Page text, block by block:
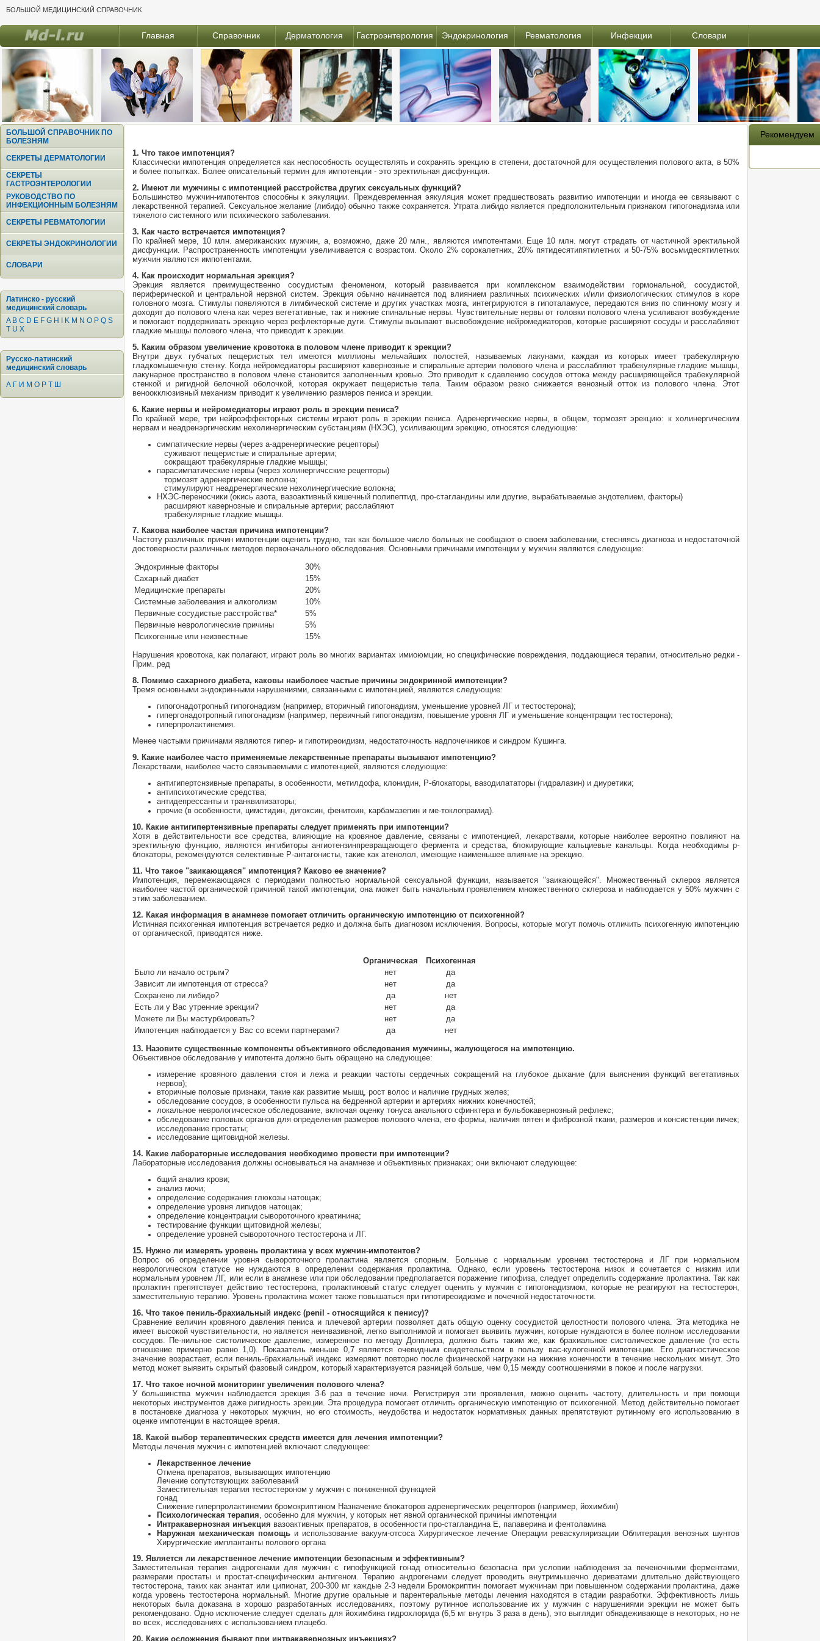
БОЛЬШОЙ МЕДИЦИНСКИЙ СПРАВОЧНИК
Главная Справочник Дерматология Гастроэнтерология Эндокринология Ревматология Инфекции Словари
БОЛЬШОЙ СПРАВОЧНИК ПО
БОЛЕЗНЯМ
СЕКРЕТЫ ДЕРМАТОЛОГИИ
СЕКРЕТЫ
ГАСТРОЭНТЕРОЛОГИИ
РУКОВОДСТВО ПО
ИНФЕКЦИОННЫМ БОЛЕЗНЯМ
СЕКРЕТЫ РЕВМАТОЛОГИИ
СЕКРЕТЫ ЭНДОКРИНОЛОГИИ
СЛОВАРИ
Латинско - русский
медицинский словарь
A B C D E F G H K M N O P Q S
T U X
Русско-латинский
медицинский словарь
А Г И М О Р Т Ш
1. Что такое импотенция?
Классически импотенция определяется как неспособность осуществлять и сохранять эрекцию в степени, достаточной для осуществления полового акта, в 50%
и более попытках. Более описательный термин для импотенции - это эректильная дисфункция.
2. Имеют ли мужчины с импотенцией расстройства других сексуальных функций?
Большинство мужчин-импотентов способны к эякуляции. Преждевременная эякуляция может предшествовать развитию импотенции и иногда ее связывают с
лекарственной терапией. Сексуальное желание (либидо) обычно также сохраняется. Утрата либидо является предположительным признаком гипогонадизма или
тяжелого системного или психического заболевания.
3. Как часто встречается импотенция?
По крайней мере, 10 млн. американских мужчин, а, возможно, даже 20 млн., являются импотентами. Еще 10 млн. могут страдать от частичной эректильной
дисфункции. Распространенность импотенции увеличивается с возрастом. Около 2% сорокалетних, 20% пятидесятипятилетних и 50-75% восьмидесятилетних
мужчин являются импотентами.
4. Как происходит нормальная эрекция?
Эрекция является преимущественно сосудистым феноменом, который развивается при комплексном взаимодействии гормональной, сосудистой,
периферической и центральной нервной систем. Эрекция обычно начинается под влиянием различных психических и/или физиологических стимулов в коре
головного мозга. Стимулы появляются в лимбической системе и других участках мозга, интегрируются в гипоталамусе, передаются вниз по спинному мозгу и
доходят до полового члена как через вегетативные, так и нижние спинальные нервы. Чувствительные нервы от головки полового члена усиливают возбуждение
и помогают поддерживать эрекцию через рефлекторные дуги. Стимулы вызывают высвобождение нейромедиаторов, которые расширяют сосуды и расслабляют
гладкие мышцы полового члена, что приводит к эрекции.
5. Каким образом увеличение кровотока в половом члене приводит к эрекции?
Внутри двух губчатых пещеристых тел имеются миллионы мельчайших полостей, называемых лакунами, каждая из которых имеет трабекулярную
гладкомышечную стенку. Когда нейромедиаторы расширяют кавернозные и спиральные артерии полового члена и расслабляют трабекулярные гладкие мышцы,
лакунарное пространство в половом члене становится заполненным кровью. Это приводит к сдавлению сосудов оттока между расширяющейся трабекулярной
стенкой и ригидной белочной оболочкой, которая окружает пещеристые тела. Таким образом резко снижается венозный отток из полового члена. Этот
веноокклюзивный механизм приводит к увеличению размеров пениса и эрекции.
6. Какие нервы и нейромедиаторы играют роль в эрекции пениса?
По крайней мере, три нейроэффекторных системы играют роль в эрекции пениса. Адренергические нервы, в общем, тормозят эрекцию: к холинергическим
нервам и неадренэргическим нехолинергическим субстанциям (НХЭС), усиливающим эрекцию, относятся следующие:
симпатические нервы (через а-адренергические рецепторы)
суживают пещеристые и спиральные артерии;
сокращают трабекулярные гладкие мышцы;
парасимпатические нервы (через холинергичсские рецепторы)
тормозят адренергические волокна;
стимулируют неадренергические нехолинергические волокна;
НХЭС-переносчики (окись азота, вазоактивный кишечный полипептид, про-стагландины или другие, вырабатываемые эндотелием, факторы)
расширяют кавернозные и спиральные артерии; расслабляют
трабекулярные гладкие мышцы.
7. Какова наиболее частая причина импотенции?
Частоту различных причин импотенции оценить трудно, так как большое число больных не сообщают о своем заболевании, стесняясь диагноза и недостаточной
достоверности различных методов первоначального обследования. Основными причинами импотенции у мужчин являются следующие:
Эндокринные факторы
30%
Сахарный диабет
15%
Медицинские препараты
20%
Системные заболевания и алкоголизм
10%
Первичные сосудистые расстройства*
5%
Первичные неврологические причины
5%
Психогенные или неизвестные
15%
Нарушения кровотока, как полагают, играют роль во многих вариантах имиоюмции, но специфические повреждения, поддающиеся терапии, относительно редки -
Прим. ред
8. Помимо сахарного диабета, каковы наиболоее частые причины эндокринной импотенции?
Тремя основными эндокринными нарушениями, связанными с импотенцией, являются следующие:
гипогонадотропный гипогонадизм (например, вторичный гипогонадизм, уменьшение уровней ЛГ и тестостерона);
гипергонадотропный гипогонадизм (например, первичный гипогонадизм, повышение уровня ЛГ и уменьшение концентрации тестостерона);
гиперпролактинемия.
Менее частыми причинами являются гипер- и гипотиреоидизм, недостаточность надпочечников и синдром Кушинга.
9. Какие наиболее часто применяемые лекарственные препараты вызывают импотенцию?
Лекарствами, наиболее часто связываемыми с импотенцией, являются следующие:
антигипертснзивные препараты, в особенности, метилдофа, клонидин, Р-блокаторы, вазодилататоры (гидралазин) и диуретики;
антипсихотические средства;
антидепрессанты и транквилизаторы;
прочие (в особенности, цимстидин, дигоксин, фенитоин, карбамазепин и ме-токлопрамид).
10. Какие антигипертензивные препараты следует применять при импотенции?
Хотя в действительности все средства, влияющие на кровяное давление, связаны с импотенцией, лекарствами, которые наиболее вероятно повлияют на
эректильную функцию, являются ингибиторы ангиотензинпревращающего фермента и средства, блокирующие кальциевые канальцы. Когда необходимы р-
блокаторы, рекомендуются селективные Р-антагонисты, такие как атенолол, имеющие наименьшее влияние на эрекцию.
11. Что такое "заикающаяся" импотенция? Каково ее значение?
Импотенция, перемежающаяся с периодами полностью нормальной сексуальной функции, называется "заикающейся". Множественный склероз является
наиболее частой органической причиной такой импотенции; она может быть начальным проявлением множественного склероза и наблюдается у 50% мужчин с
этим заболеванием.
12. Какая информация в анамнезе помогает отличить органическую импотенцию от психогенной?
Истинная психогенная импотенция встречается редко и должна быть диагнозом исключения. Вопросы, которые могут помочь отличить психогенную импотенцию
от органической, приводятся ниже.
Органическая
Психогенная
Было ли начало острым?
нет
да
Зависит ли импотенция от стресса?
нет
да
Сохранено ли либидо?
да
нет
Есть ли у Вас утренние эрекции?
нет
да
Можете ли Вы мастурбировать?
нет
да
Импотенция наблюдается у Вас со всеми партнерами?
да
нет
13. Назовите существенные компоненты объективного обследования мужчины, жалующегося на импотенцию.
Объективное обследование у импотента должно быть обращено на следующее:
измерение кровяного давления стоя и лежа и реакции частоты сердечных сокращений на глубокое дыхание (для выяснения функций вегетативных
нервов);
вторичные половые признаки, такие как развитие мышц, рост волос и наличие грудных желез;
обследование сосудов, в особенности пульса на бедренной артерии и артериях нижних конечностей;
локальное неврологичсеское обследование, включая оценку тонуса анального сфинктера и бульбокавернозный рефлекс;
обследование половых органов для определения размеров полового члена, его формы, наличия пятен и фиброзной ткани, размеров и консистенции яичек;
исследование простаты;
исследование щитовидной железы.
14. Какие лабораторные исследования необходимо провести при импотенции?
Лабораторные исследования должны основываться на анамнезе и объективных признаках; они включают следующее:
бщий анализ крови;
анализ мочи;
определение содержания глюкозы натощак;
определение уровня липидов натощак;
определение концентрации сывороточного креатинина;
тестирование функции щитовидной железы;
определение уровней сывороточного тестостерона и ЛГ.
15. Нужно ли измерять уровень пролактина у всех мужчин-импотентов?
Вопрос об определении уровня сывороточного пролактина является спорным. Больные с нормальным уровнем тестостерона и ЛГ при нормальном
неврологическом статусе не нуждаются в определении содержания пролактина. Однако, если уровень тестостерона низок и сочетается с низким или
нормальным уровнем ЛГ, или если в анамнезе или при обследовании предполагается поражение гипофиза, следует определить содержание пролактина. Так как
пролактин препятствует действию тестостерона, пролактиновый статус следует оценить у мужчин с гипогонадизмом, которые не реагируют на тестостерон,
заместительную терапию. Уровень пролактина может также повышаться при гипотиреоидизме и почечной недостаточности.
16. Что такое пениль-брахиальный индекс (penil - относящийся к пенису)?
Сравнение величин кровяного давления пениса и плечевой артерии позволяет дать общую оценку сосудистой целостности полового члена. Эта методика не
имеет высокой чувствительности, но является неинвазивной, легко выполнимой и помогает выявить мужчин, которые нуждаются в более полном исследовании
сосудов. Пе-нильное систолическое давление, измеренное по методу Допплера, должно быть таким же, как брахиальное систолическое давление (то есть
отношение примерно равно 1,0). Показатель меньше 0,7 является очевидным свидетельством в пользу вас-кулогенной импотенции. Его диагностическое
значение возрастает, если пениль-брахиальный индекс измеряют повторно после физической нагрузки на нижние конечности в течение нескольких минут. Это
метод может выявить скрытый фазовый синдром, который характеризуется разницей больше, чем 0,15 между соотношениями в покое и после нагрузки.
17. Что такое ночной мониторинг увеличения полового члена?
У большинства мужчин наблюдается эрекция 3-6 раз в течение ночи. Регистрируя эти проявления, можно оценить частоту, длительность и при помощи
некоторых инструментов даже ригидность эрекции. Эта процедура помогает отличить органическую импотенцию от психогенной. Метод действительно помогает
в постановке диагноза у некоторых мужчин, но его стоимость, неудобства и недостаток нормативных данных препятствуют рутинному его использованию в
оценке импотенции в настоящее время.
18. Какой выбор терапевтических средств имеется для лечения импотенции?
Методы лечения мужчин с импотенцией включают следующее:
Лекарственное лечение
Отмена препаратов, вызывающих импотенцию
Лечение сопутствующих заболеваний
Заместительная терапия тестостероном у мужчин с пониженной функцией
гонад
Снижение гиперпролактинемии бромокриптином Назначение блокаторов адренергических рецепторов (например, йохимбин)
Психологическая терапия, особенно для мужчин, у которых нет явной органической причины импотенции
Интракавернозная инъекция вазоактивных препаратов, в особенности про-стагландина Е, папаверина и фентоламина
Наружная механическая помощь и использование вакуум-отсоса Хирургическое лечение Операции реваскуляризации Облитерация венозных шунтов
Хирургические имплантанты полового органа
19. Является ли лекарственное лечение импотенции безопасным и эффективным?
Заместительная терапия андрогенами для мужчин с гипофункцией гонад относительно безопасна при условии наблюдения за печеночными ферментами,
размерами простаты и простат-специфическим антигеном. Терапию андрогенами следует проводить внутримышечно дериватами длительно действующего
тестостерона, таких как энантат или ципионат, 200-300 мг каждые 2-3 недели Бромокриптин помогает мужчинам при повышенном содержании пролактина, даже
когда уровень тестостерона нормальный. Многие другие оральные и парентеральные методы лечения находятся в стадии разработки. Эффективность лишь
некоторых была доказана в хорошо разработанных исследованиях, поэтому рутинное использование их у мужчин с нарушениями эрекции не может быть
рекомендовано. Одно исключение следует сделать для йохимбина гидрохлорида (6,5 мг внутрь 3 раза в день), это выглядит обнадеживающе в некоторых, но не
во всех, исследованиях с использованием плацебо.
20. Какие осложнения бывают при интракавернозных инъекциях?
Рекомендуем